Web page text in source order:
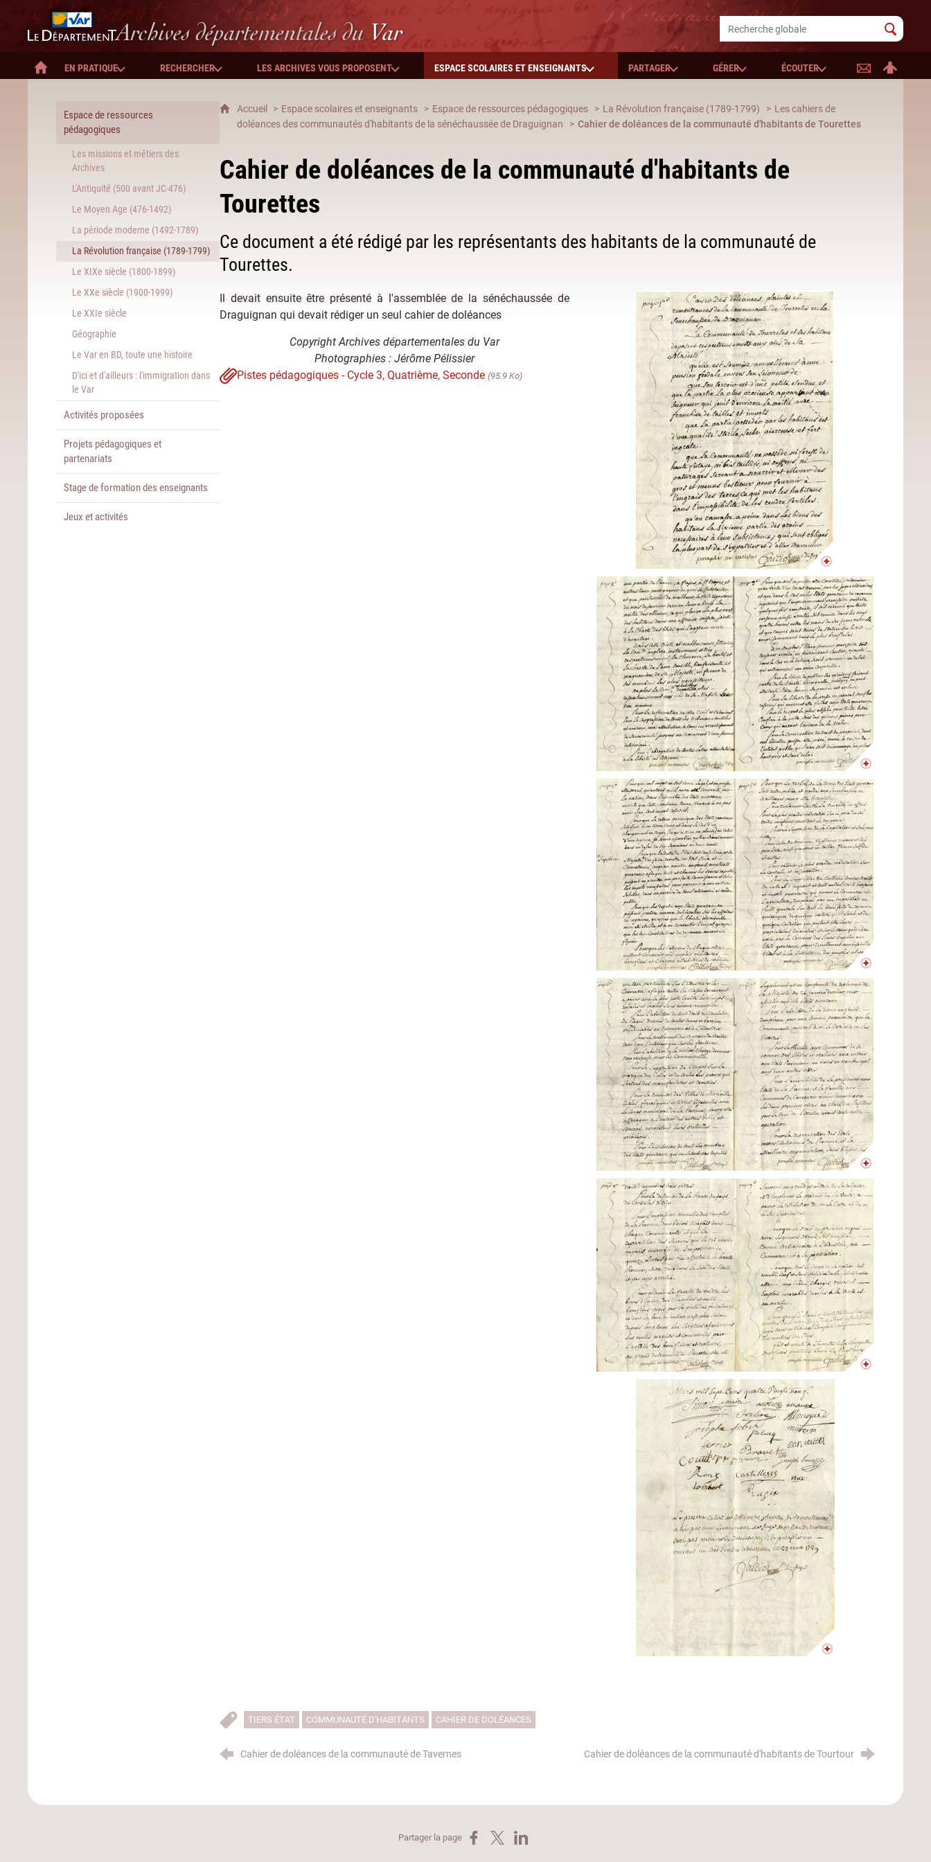
Département du Var
Archives départementalesdu Var
ACCUEIL
EN PRATIQUE RECHERCHER LES ARCHIVES VOUS PROPOSENT ESPACE SCOLAIRES ET ENSEIGNANTS PARTAGER GÉRER ÉCOUTER
Espace de ressources
pédagogiques
Les missions et métiers des
Archives
L'Antiquité (500 avant JC-476)
Le Moyen Age (476-1492)
La période moderne (1492-1789)
La Révolution française (1789-1799)
Le XIXe siècle (1800-1899)
Le XXe siècle (1900-1999)
Le XXIe siècle
Géographie
Le Var en BD, toute une histoire
D'ici et d'ailleurs : l'immigration dans
le Var
Activités proposées
Projets pédagogiques et
partenariats
Stage de formation des enseignants
Jeux et activités
Accueil Espace scolaires et enseignants Espace de ressources pédagogiques La Révolution française (1789-1799)
Les cahiers de
doléances des communautés d'habitants de la sénéchaussée de Draguignan
Cahier de doléances de la communauté d'habitants de Tourettes
Cahier de doléances de la communauté d'habitants de
Tourettes
Ce document a été rédigé par les représentants des habitants de la communauté de
Tourettes.
Il devait ensuite être présenté à l'assemblée de la sénéchaussée de
Draguignan qui devait rédiger un seul cahier de doléances
Copyright Archives départementales du Var
Photographies : Jérôme Pélissier
Pistes pédagogiques - Cycle 3, Quatrième, Seconde(95.9 Ko)
TIERS ÉTAT COMMUNAUTÉ D'HABITANTS CAHIER DE DOLÉANCES
Cahier de doléances de la communauté de Tavernes Cahier de doléances de la communauté d'habitants de Tourtour
Partager la page Partager sur Facebook
Partager sur XPartager sur LinkedIn